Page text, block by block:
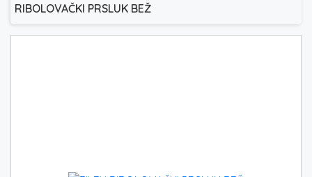
RIBOLOVAČKI PRSLUK BEŽ